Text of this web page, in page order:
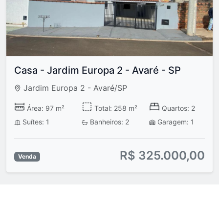
Casa - Jardim Europa 2 - Avaré - SP
Jardim Europa 2 - Avaré/SP
Área: 97 m² Total: 258 m²
Quartos: 2
Suítes: 1
Banheiros: 2 Garagem: 1
Venda R$ 325.000,00